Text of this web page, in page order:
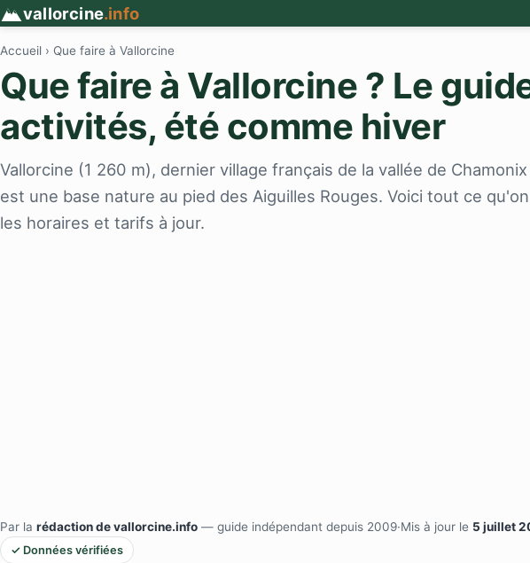
vallorcine.info
Accueil › Que faire à Vallorcine
Que faire à Vallorcine ? Le
activités, été comme hiver
Vallorcine (1 260 m), dernier village français de la vallée de
est une base nature au pied des Aiguilles Rouges. Voici tout ce
les horaires et tarifs à jour.
Par la rédaction de vallorcine.info — guide indépendant depuis 2009·Mis à jour le 5 juillet
✓ Données vérifiées